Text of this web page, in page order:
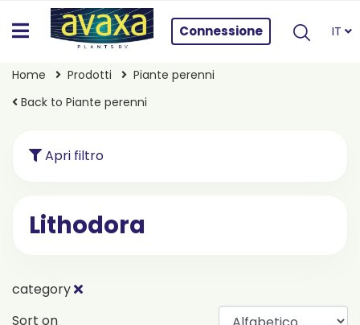
Connessione IT
Home Prodotti
Piante perenni
Back to Piante perenni
Apri filtro
Lithodora
category
Sort on